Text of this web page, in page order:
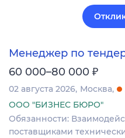
Менеджер по
60 000–80 000 ₽
02 августа 2026 Москва
ООО "БИЗНЕС БЮРО"
Обязанности:
поставщиками